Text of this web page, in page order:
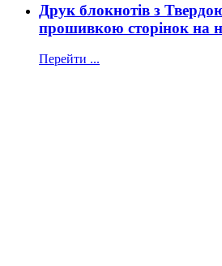
Друк блокнотів з
прошивкою сторінок на
Перейти ...